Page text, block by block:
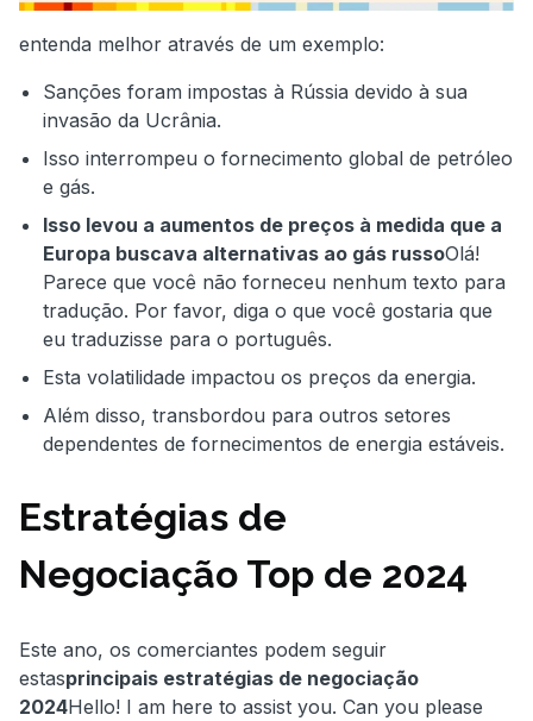
entenda melhor através de um exemplo:
Sanções foram impostas à Rússia devido à sua
invasão da Ucrânia.
Isso interrompeu o fornecimento global de petróleo
e gás.
Isso levou a aumentos de preços à medida que a
Europa buscava alternativas ao gás russoOlá!
Parece que você não forneceu nenhum texto para
tradução. Por favor, diga o que você gostaria que
eu traduzisse para o português.
Esta volatilidade impactou os preços da energia.
Além disso, transbordou para outros setores
dependentes de fornecimentos de energia estáveis.
Estratégias de
Negociação Top de 2024
Este ano, os comerciantes podem seguir
estasprincipais estratégias de negociação
2024Hello! I am here to assist you. Can you please